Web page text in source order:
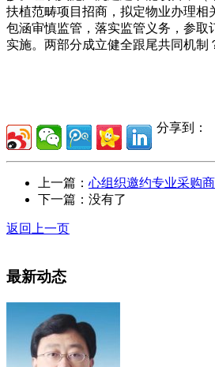
扶植范畴项目招商，拟定物业办理相
包涵审慎监管，落实监管义务，参取
实施。两部分成立健全跟尾共同机制
分享到：
上一篇： 心组织邀约专业采购商
下一篇：没有了
返回上一页
最新动态